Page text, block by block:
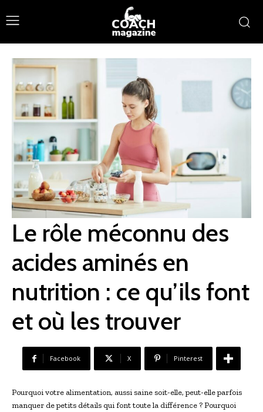
Le rôle méconnu des
acides aminés en
nutrition : ce qu’ils font
et où les trouver
Facebook X Pinterest
Pourquoi votre alimentation, aussi saine soit-elle, peut-elle parfois
manquer de petits détails qui font toute la différence ? Pourquoi